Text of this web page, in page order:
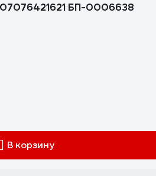
БП-0006638
В корзину